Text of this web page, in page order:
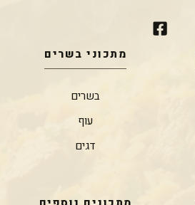
מתכוני בשרים
בשרים
עוף
דגים